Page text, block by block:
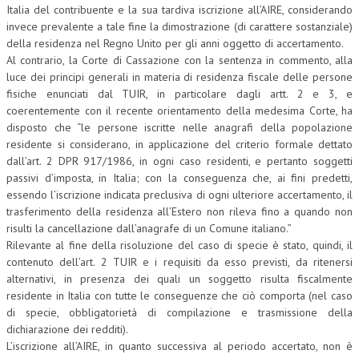
Italia del contribuente e la sua tardiva iscrizione all’AIRE, considerando
invece prevalente a tale fine la dimostrazione (di carattere sostanziale)
della residenza nel Regno Unito per gli anni oggetto di accertamento.
Al contrario, la Corte di Cassazione con la sentenza in commento, alla
luce dei principi generali in materia di residenza fiscale delle persone
fisiche enunciati dal TUIR, in particolare dagli artt. 2 e 3, e
coerentemente con il recente orientamento della medesima Corte, ha
disposto che “le persone iscritte nelle anagrafi della popolazione
residente si considerano, in applicazione del criterio formale dettato
dall’art. 2 DPR 917/1986, in ogni caso residenti, e pertanto soggetti
passivi d’imposta, in Italia; con la conseguenza che, ai fini predetti,
essendo l’iscrizione indicata preclusiva di ogni ulteriore accertamento, il
trasferimento della residenza all’Estero non rileva fino a quando non
risulti la cancellazione dall’anagrafe di un Comune italiano.”
Rilevante al fine della risoluzione del caso di specie è stato, quindi, il
contenuto dell’art. 2 TUIR e i requisiti da esso previsti, da ritenersi
alternativi, in presenza dei quali un soggetto risulta fiscalmente
residente in Italia con tutte le conseguenze che ciò comporta (nel caso
di specie, obbligatorietà di compilazione e trasmissione della
dichiarazione dei redditi).
L’iscrizione all’AIRE, in quanto successiva al periodo accertato, non è